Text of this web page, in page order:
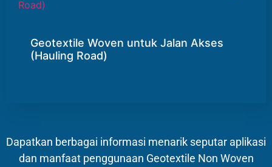
Geotextile Woven untuk Jalan Akses
(Hauling Road)
Dapatkan berbagai informasi menarik seputar aplikasi
dan manfaat penggunaan Geotextile Non Woven